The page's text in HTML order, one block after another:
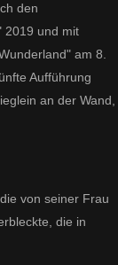
den
2019 und mit
am 8.
Aufführung
an der Wand,
die von seiner Frau
die in